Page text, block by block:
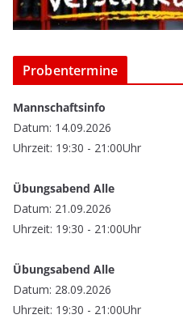
Probentermine
Mannschaftsinfo
Datum: 14.09.2026
Uhrzeit: 19:30 - 21:00Uhr
Übungsabend Alle
Datum: 21.09.2026
Uhrzeit: 19:30 - 21:00Uhr
Übungsabend Alle
Datum: 28.09.2026
Uhrzeit: 19:30 - 21:00Uhr